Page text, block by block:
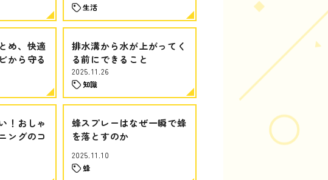
生活
め、快適
から守る
排水溝から水が上がってく
る前にできること
2025.11.26
知識
！おしゃ
ングのコ
蜂スプレーはなぜ一瞬で蜂
を落とすのか
2025.11.10
蜂